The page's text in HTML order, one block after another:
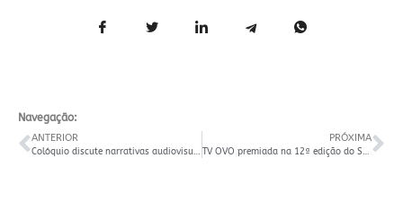
Navegação:
ANTERIOR
Colóquio discute narrativas audiovisuais de resistência dia 19/11, na Cesma
PRÓXIMA
TV OVO premiada na 12ª edição do SMVC